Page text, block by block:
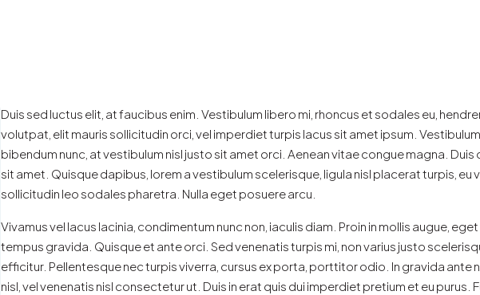
Duis sed luctus elit, at faucibus enim. Vestibulum libero mi, rhoncus et sodales eu,
volutpat, elit mauris sollicitudin orci, vel imperdiet turpis lacus sit amet ipsum.
bibendum nunc, at vestibulum nisl justo sit amet orci. Aenean vitae congue magna.
sit amet. Quisque dapibus, lorem a vestibulum scelerisque, ligula nisl placerat turpis,
sollicitudin leo sodales pharetra. Nulla eget posuere arcu.
Vivamus vel lacus lacinia, condimentum nunc non, iaculis diam. Proin in mollis augue,
tempus gravida. Quisque et ante orci. Sed venenatis turpis mi, non varius justo
efficitur. Pellentesque nec turpis viverra, cursus ex porta, porttitor odio. In gravida
nisl, vel venenatis nisl consectetur ut. Duis in erat quis dui imperdiet pretium et eu purus.